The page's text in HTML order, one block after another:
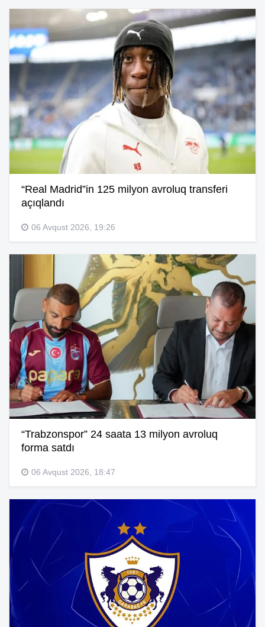
“Real Madrid”in 125 milyon avroluq transferi
açıqlandı
06 Avqust 2026, 19:26
“Trabzonspor” 24 saata 13 milyon avroluq
forma satdı
06 Avqust 2026, 18:47